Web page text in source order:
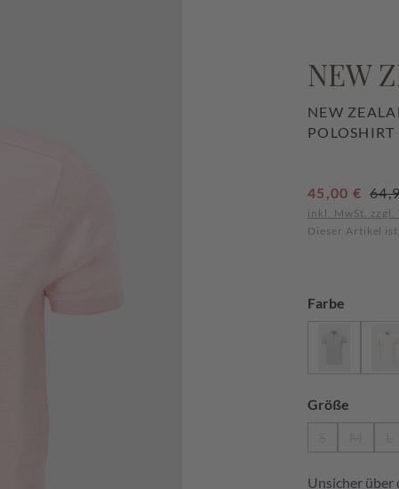
NEW
NEW
Verkaufspreis:
45,00 €
inkl. MwSt. zzgl.
Dieser Artikel
Farbe
Größe
(Diese(Diese
Unsicher über